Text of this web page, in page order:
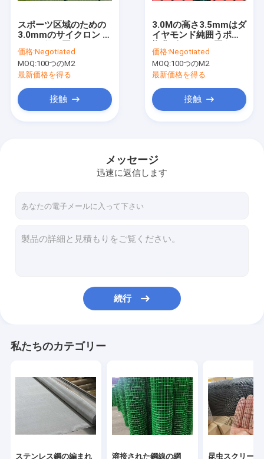
お問い合わせ
昆虫スクリーンの網
チェーン・リンクの塀
六角形ワイヤー網
スポーツ区域のための
3.0mmのサイクロン ワ
高さの緑の上塗を施し
てあるチェーン・リン
ク
価格:Negotiated
MOQ:100つのM2
最新価格を得る
接触
3.0Mの高さ3.5mmはダ
イヤモンド純囲うポリ
のFtのチェーン・リン
ク塗った
価格:Negotiated
MOQ:100つのM2
最新価格を得る
接触
メッセージ
迅速に返信します
続行
私たちのカテゴリー
ステンレス鋼の編まれ 溶接された鋼線の網 昆虫スクリーン